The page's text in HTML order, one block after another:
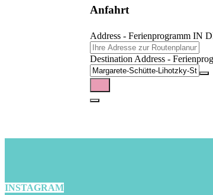
Anfahrt
Address - Ferienprogramm
Destination Address -
INSTAGRAM